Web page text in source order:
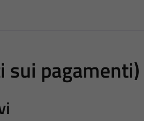
sui pagamenti)